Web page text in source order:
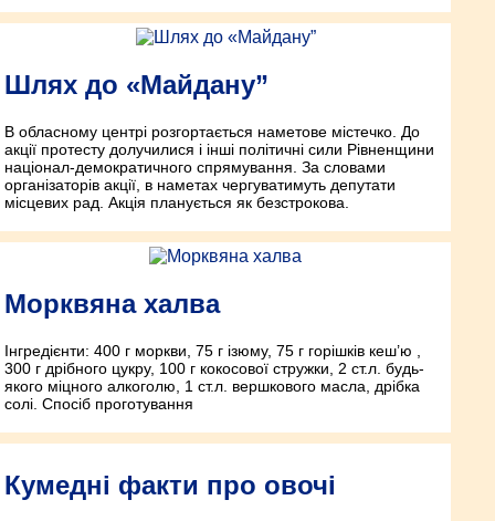
Шлях до «Майдану”
В обласному центрі розгортається наметове містечко. До
акції протесту долучилися і інші політичні сили Рівненщини
націонал-демократичного спрямування. За словами
організаторів акції, в наметах чергуватимуть депутати
місцевих рад. Акція планується як безстрокова.
Морквяна халва
Інгредієнти: 400 г моркви, 75 г ізюму, 75 г горішків кеш’ю ,
300 г дрібного цукру, 100 г кокосової стружки, 2 ст.л. будь-
якого міцного алкоголю, 1 ст.л. вершкового масла, дрібка
солі. Спосіб проготування
Кумедні факти про овочі